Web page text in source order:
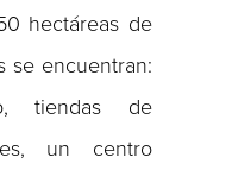
hectáreas de
se encuentran:
tiendas de
un centro